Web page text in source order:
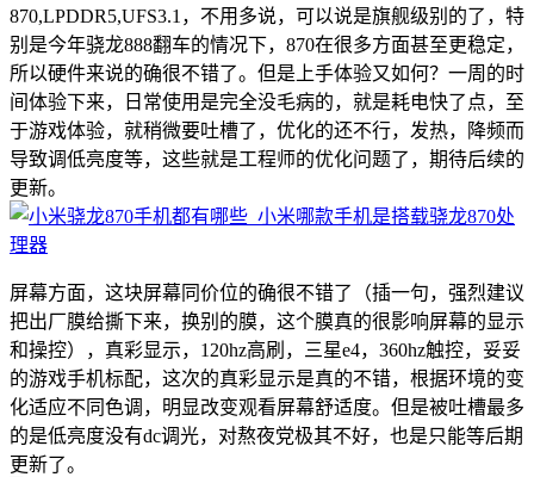
870,LPDDR5,UFS3.1，不用多说，可以说是旗舰级别的了，特
别是今年骁龙888翻车的情况下，870在很多方面甚至更稳定，
所以硬件来说的确很不错了。但是上手体验又如何？一周的时
间体验下来，日常使用是完全没毛病的，就是耗电快了点，至
于游戏体验，就稍微要吐槽了，优化的还不行，发热，降频而
导致调低亮度等，这些就是工程师的优化问题了，期待后续的
更新。
屏幕方面，这块屏幕同价位的确很不错了（插一句，强烈建议
把出厂膜给撕下来，换别的膜，这个膜真的很影响屏幕的显示
和操控），真彩显示，120hz高刷，三星e4，360hz触控，妥妥
的游戏手机标配，这次的真彩显示是真的不错，根据环境的变
化适应不同色调，明显改变观看屏幕舒适度。但是被吐槽最多
的是低亮度没有dc调光，对熬夜党极其不好，也是只能等后期
更新了。